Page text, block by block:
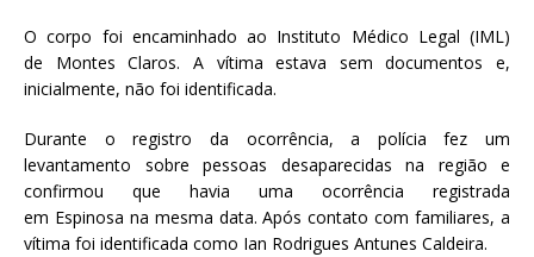
O corpo foi encaminhado ao Instituto Médico Legal (IML)
de Montes Claros. A vítima estava sem documentos e,
inicialmente, não foi identificada.
Durante o registro da ocorrência, a polícia fez um
levantamento sobre pessoas desaparecidas na região e
confirmou que havia uma ocorrência registrada
em Espinosa na mesma data. Após contato com familiares, a
vítima foi identificada como Ian Rodrigues Antunes Caldeira.